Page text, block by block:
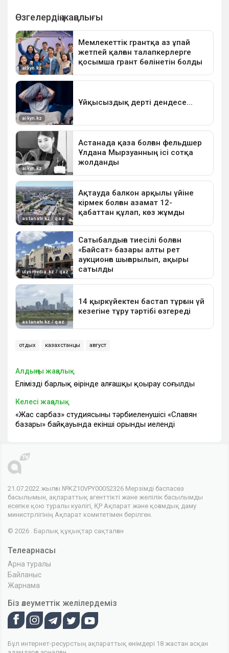
отдых казахстанцы август
Алдыңғы жаңалық
Еліміздің барлық өңірінде алғашқы қоңырау соғылды
Келесі жаңалық
«Жас сарбаз» студиясының тәрбиеленушісі «Славян
базары» байқауында екінші орынды иеленді
21.07.2022 жылғы №KZ10VPY00052326 Мерзімді баспасөз
басылымын, ақпараттық агенттікті және желілік басылымды
есепке қою туралы куәлігі, ҚР Ақпарат және қоғамдық даму
министрлігінің Ақпарат комитетімен берілген.
© 2026 . Барлық құқықтар сақталған
Телеарнасы
Арна туралы
Байланыс
Жарнама
Біз әлеуметтік желілердеміз
Бұл интернет-ресурстың ақпараттық өнімдері 18 жастан асқан